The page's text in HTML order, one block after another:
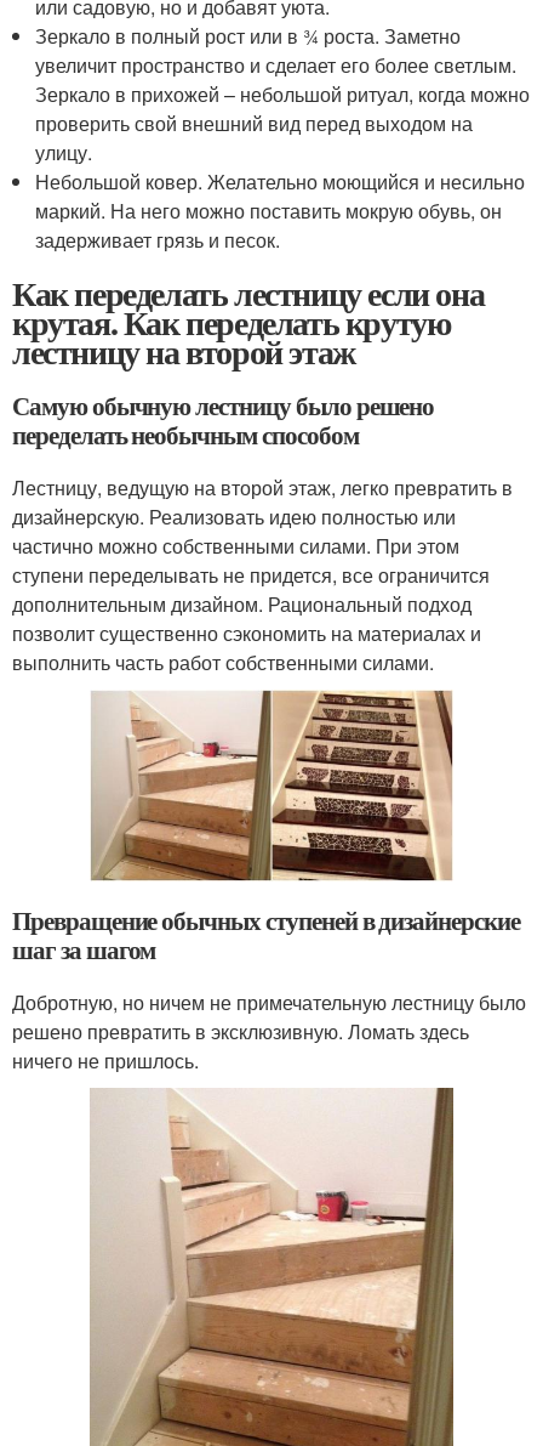
или садовую, но и добавят уюта.
Зеркало в полный рост или в ¾ роста. Заметно
увеличит пространство и сделает его более светлым.
Зеркало в прихожей – небольшой ритуал, когда можно
проверить свой внешний вид перед выходом на
улицу.
Небольшой ковер. Желательно моющийся и несильно
маркий. На него можно поставить мокрую обувь, он
задерживает грязь и песок.
Как переделать лестницу если она
крутая. Как переделать крутую
лестницу на второй этаж
Самую обычную лестницу было решено
переделать необычным способом
Лестницу, ведущую на второй этаж, легко превратить в
дизайнерскую. Реализовать идею полностью или
частично можно собственными силами. При этом
ступени переделывать не придется, все ограничится
дополнительным дизайном. Рациональный подход
позволит существенно сэкономить на материалах и
выполнить часть работ собственными силами.
Превращение обычных ступеней в дизайнерские
шаг за шагом
Добротную, но ничем не примечательную лестницу было
решено превратить в эксклюзивную. Ломать здесь
ничего не пришлось.